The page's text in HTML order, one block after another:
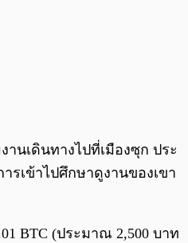
0:00/0:00
นเดินทางไปที่เมืองซุก ประ
รเข้าไปศึกษาดูงานของเขา
BTC (ประมาณ 2,500 บาท